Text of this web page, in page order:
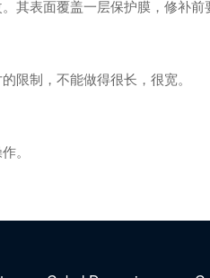
表面覆盖一层保护膜，修补前
限制，不能做得很长，很宽。
。